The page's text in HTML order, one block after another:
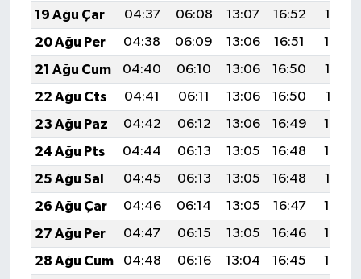
19 Ağu Çar
04:37 06:08 13:07 16:52
19:55
20 Ağu Per
04:38 06:09 13:06 16:51
19:54
21 Ağu Cum
04:40 06:10 13:06 16:50
19:52
22 Ağu Cts
04:41 06:11 13:06 16:50
19:51
23 Ağu Paz
04:42 06:12 13:06 16:49
19:50
24 Ağu Pts
04:44 06:13 13:05 16:48
19:48
25 Ağu Sal
04:45 06:13 13:05 16:48
19:47
26 Ağu Çar
04:46 06:14 13:05 16:47
19:45
27 Ağu Per
04:47 06:15 13:05 16:46
19:44
28 Ağu Cum
04:48 06:16 13:04 16:45
19:42